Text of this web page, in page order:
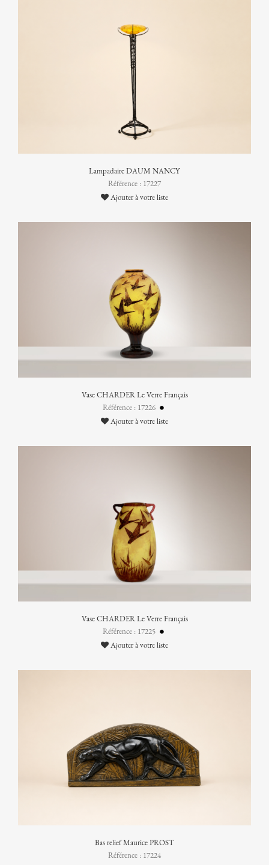
Lampadaire DAUM NANCY
Référence : 17227
Ajouter à votre liste
Vase CHARDER Le Verre Français
Référence : 17226
Ajouter à votre liste
Vase CHARDER Le Verre Français
Référence : 17225
Ajouter à votre liste
Bas relief Maurice PROST
Référence : 17224